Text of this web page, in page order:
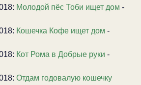
Молодой пёс Тоби ищет дом -
Кошечка Кофе ищет дом -
Кот Рома в Добрые руки -
Отдам годовалую кошечку